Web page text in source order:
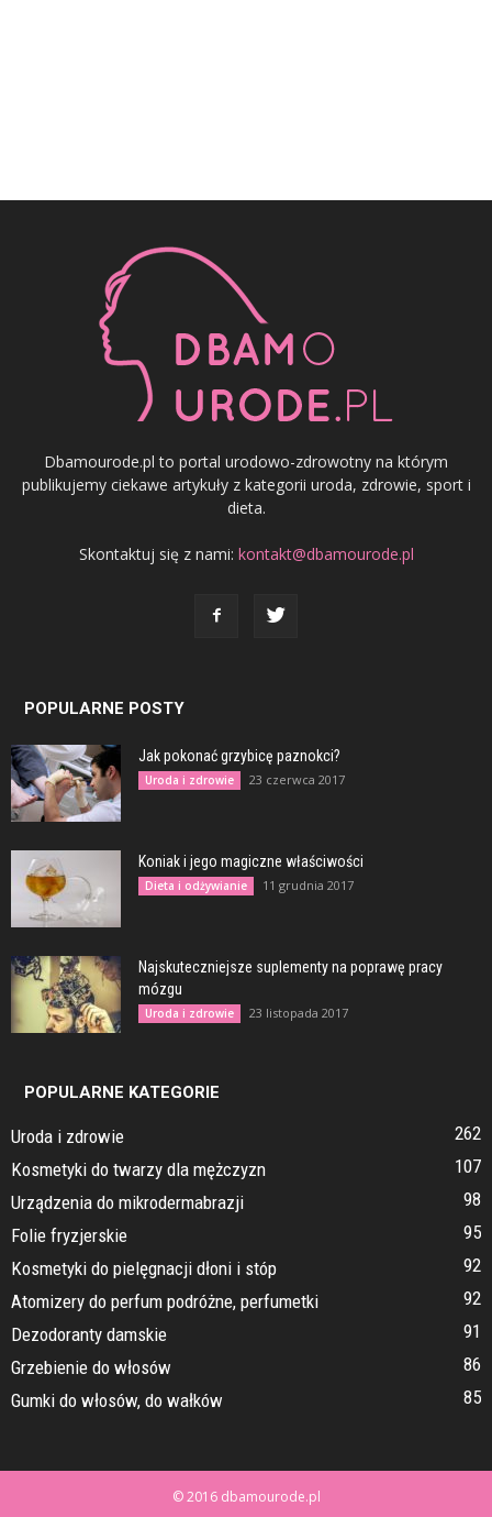
Dbamourode.pl to portal urodowo-zdrowotny na którym
publikujemy ciekawe artykuły z kategorii uroda, zdrowie, sport i
dieta.
Skontaktuj się z nami: kontakt@dbamourode.pl
POPULARNE POSTY
Jak pokonać grzybicę paznokci?
Uroda i zdrowie 23 czerwca 2017
Koniak i jego magiczne właściwości
Dieta i odżywianie 11 grudnia 2017
Najskuteczniejsze suplementy na poprawę pracy
mózgu
Uroda i zdrowie 23 listopada 2017
POPULARNE KATEGORIE
Uroda i zdrowie
262
Kosmetyki do twarzy dla mężczyzn
107
Urządzenia do mikrodermabrazji
98
Folie fryzjerskie
95
Kosmetyki do pielęgnacji dłoni i stóp
92
Atomizery do perfum podróżne, perfumetki
92
Dezodoranty damskie
91
Grzebienie do włosów
86
Gumki do włosów, do wałków
85
© 2016 dbamourode.pl